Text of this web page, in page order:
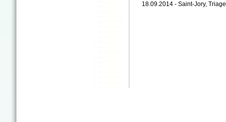
18.09.2014 - Saint-Jory,